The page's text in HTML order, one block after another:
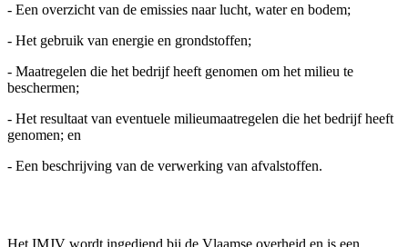
- Een overzicht van de emissies naar lucht, water en bodem;
- Het gebruik van energie en grondstoffen;
- Maatregelen die het bedrijf heeft genomen om het milieu te
beschermen;
- Het resultaat van eventuele milieumaatregelen die het bedrijf heeft
genomen; en
- Een beschrijving van de verwerking van afvalstoffen.
Het IMJV wordt ingediend bij de Vlaamse overheid en is een